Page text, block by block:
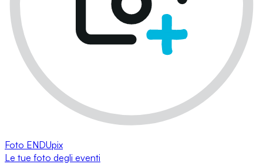
Foto ENDUpix
Le tue foto degli eventi